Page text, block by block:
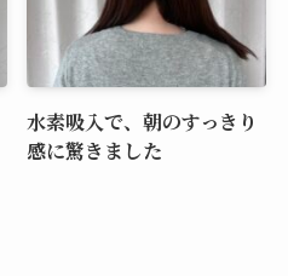
水素吸入で、朝のすっきり
感に驚きました